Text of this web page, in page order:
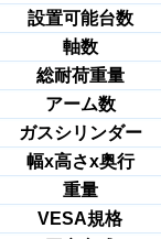
設置可能台数
軸数
総耐荷重量
アーム数
ガスシリンダー
幅x高さx奥行
重量
VESA規格